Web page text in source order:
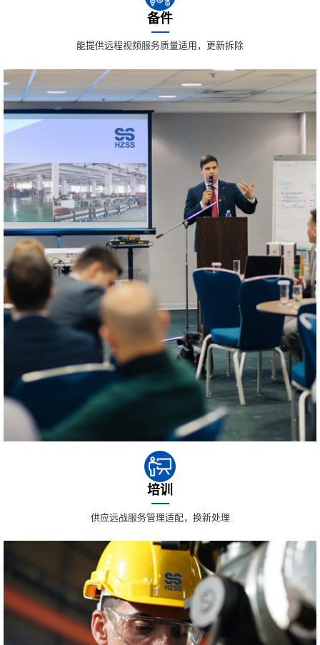
备件
能提供远程视频服务质量适用，更新拆除
培训
供应远战服务管理适配，换新处理